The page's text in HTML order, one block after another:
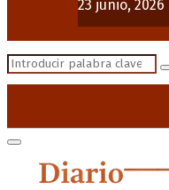
23 junio, 2026
Search
Primary
Menu